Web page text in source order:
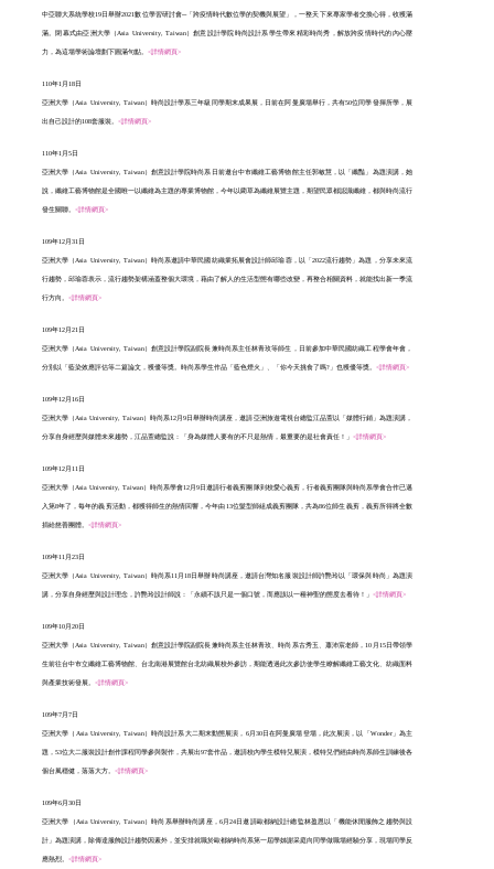
中亞聯大系統學校19日舉辦2021數位學習研討會─「跨疫情時代數位學的契機與展望」，一整天下來專家學者交換心得，收獲滿
滿。閉幕式由亞洲大學（Asia University, Taiwan）創意設計學院時尚設計系學生帶來精彩時尚秀，解放跨疫情時代的內心壓
力，為這場學術論壇劃下圓滿句點。 <詳情網頁>
110年1月18日
亞洲大學（Asia University, Taiwan）時尚設計學系三年級同學期末成果展，日前在阿曼廣場舉行，共有50位同學發揮所學，展
出自己設計的108套服裝。 <詳情網頁>
110年1月5日
亞洲大學（Asia University, Taiwan）創意設計學院時尚系日前邀台中市纖維工藝博物館主任郭敏慧，以「纖豔」為題演講，她
說，纖維工藝博物館是全國唯一以纖維為主題的專業博物館，今年以藺草為纖維展覽主題，期望民眾都認識纖維，都與時尚流行
發生關聯。 <詳情網頁>
109年12月31日
亞洲大學（Asia University, Taiwan）時尚系邀請中華民國紡織業拓展會設計師邱瑜蓉，以「2022流行趨勢」為題，分享未來流
行趨勢，邱瑜蓉表示，流行趨勢架構涵蓋整個大環境，藉由了解人的生活型態有哪些改變，再整合相關資料，就能找出新一季流
行方向。 <詳情網頁>
109年12月21日
亞洲大學（Asia University, Taiwan）創意設計學院副院長兼時尚系主任林青玫等師生，日前參加中華民國紡織工程學會年會，
分別以「藍染效應評估等二篇論文，獲優等獎。時尚系學生作品「藍色煙火」、「你今天挑食了嗎?」也獲優等獎。 <詳情網頁>
109年12月16日
亞洲大學（Asia University, Taiwan）時尚系12月9日舉辦時尚講座，邀請亞洲旅遊電視台總監江品萱以「媒體行銷」為題演講，
分享自身經歷與媒體未來趨勢，江品萱總監說：「身為媒體人要有的不只是熱情，最重要的是社會責任！」 <詳情網頁>
109年12月11日
亞洲大學（Asia University, Taiwan）時尚系學會12月9日邀請行者義剪團隊到校愛心義剪，行者義剪團隊與時尚系學會合作已邁
入第8年了，每年的義剪活動，都獲得師生的熱情回響，今年由13位髮型師組成義剪團隊，共為86位師生義剪，義剪所得將全數
捐給慈善團體。 <詳情網頁>
109年11月23日
亞洲大學（Asia University, Taiwan）時尚系11月18日舉辦時尚講座，邀請台灣知名服裝設計師許艷玲以「環保與時尚」為題演
講，分享自身經歷與設計理念，許艷玲設計師說：「永續不該只是一個口號，而應該以一種神聖的態度去看待！」 <詳情網頁>
109年10月20日
亞洲大學（Asia University, Taiwan）創意設計學院副院長兼時尚系主任林青玫、時尚系古秀玉、蕭沛宸老師，10月15日帶領學
生前往台中市立纖維工藝博物館、台北南港展覽館台北紡織展校外參訪，期能透過此次參訪使學生瞭解纖維工藝文化、紡織面料
與產業技術發展。 <詳情網頁>
109年7月7日
亞洲大學（Asia University, Taiwan）時尚設計系大二期末動態展演，6月30日在阿曼廣場登場，此次展演，以「Wonder」為主
題，53位大二服裝設計創作課程同學參與製作，共展出97套作品，邀請校內學生模特兒展演，模特兒們經由時尚系師生訓練後各
個台風穩健，落落大方。 <詳情網頁>
109年6月30日
亞洲大學（Asia University, Taiwan）時尚系舉辦時尚講座，6月24日邀請歐都納設計總監林盈恩以「機能休閒服飾之趨勢與設
計」為題演講，除傳達服飾設計趨勢因素外，並安排就職於歐都納時尚系第一屆學姊謝采庭向同學做職場經驗分享，現場同學反
應熱烈。 <詳情網頁>